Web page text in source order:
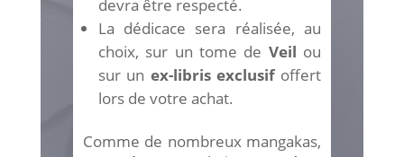
devra être respecté.
La dédicace sera réalisée, au
choix, sur un tome de Veil ou
sur un ex-libris exclusifoffert
lors de votre achat.
Comme de nombreux mangakas,